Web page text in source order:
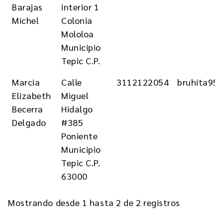
Barajas
Michel
interior 1
Colonia
Mololoa
Municipio
Tepic C.P.
Marcia
Elizabeth
Becerra
Delgado
Calle
Miguel
Hidalgo
#385
Poniente
Municipio
Tepic C.P.
63000
3112122054
Mostrando desde 1 hasta 2 de 2 registros